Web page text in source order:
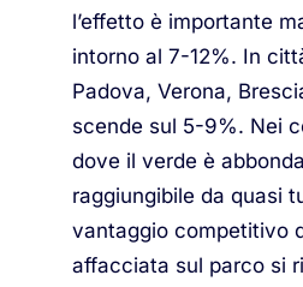
l’effetto è importante
intorno al 7-12%. In
Padova, Verona,
scende sul 5-9%. Nei
dove il verde è
raggiungibile da quasi
vantaggio competitivo
affacciata sul parco si